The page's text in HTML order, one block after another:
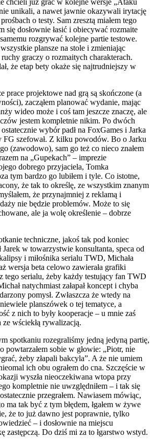
unikali, a nawet jawnie okazywali irytację
o testy. Sam zresztą miałem tego
się dosłownie łasić i obiecywać rozmaite
rozgrywać kolejne partie testowe.
plansze na stole i zmieniając
graczy o rozmaitych charakterach.
że etap bety okaże się najtrudniejszy w
prace projektowe nad grą są skończone (a
zacząłem planować wydanie, mając
wideo może i coś tam jeszcze znaczę, ale
jestem kompletnie nikim. Po dwóch
wybór padł na FoxGames i Jarka
FG szefował. Z kilku powodów. Bo o Jarku
(zawodowo), sam go też co nieco znałem
na „Gupekach” – imprezie
dobrego przyjaciela, Tomka
tym bardzo go lubiłem i tyle. Co istotne,
że tak to określę, ze wszystkim znanym
że przynajmniej z reklamą i
nie będzie problemów. Może to się
ale ja wolę określenie – dobrze
techniczne, jakoś tak pod koniec
w towarzystwie konsultanta, speca od
i miłośnika serialu TWD, Michała
wersja beta celowo zawierała grafiki
tego serialu, żeby każdy testujący fan TWD
natychmiast załapał koncept i chyba
pomysł. Zwłaszcza że wtedy na
planszówek o tej tematyce, a
z nich to były kooperacje – u mnie zaś
wściekłą rywalizacją.
spotkaniu rozegraliśmy jedną jedyną partię,
powtarzałem sobie w głowie: „Piotr, nie
żeby złapali bakcyla”. A że nie umiem
ich obu ograłem do cna. Szczęście w
wyszła nieoczekiwana wtopa przy
kompletnie nie uwzględniłem – i tak się
przegrałem. Nawiasem mówiąc,
ma tak być z tym błędem, łgałem w żywe
że to już dawno jest poprawnie, tylko
– i dosłownie na miejscu
zastępczą. Do dziś mi za to łgarstwo wstyd.